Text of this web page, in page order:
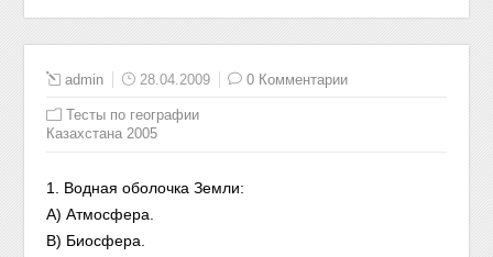
admin 28.04.2009 0 Комментарии
Тесты по географии
Казахстана 2005
1. Водная оболочка Земли:
A) Атмосфера.
B) Биосфера.